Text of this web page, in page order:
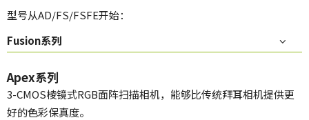
型号从AD/FS/FSFE开始：
Fusion系列
Apex系列
3-CMOS棱镜式RGB面阵扫描相机，能够比传统拜耳相机提供更
好的色彩保真度。